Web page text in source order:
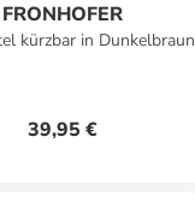
FRONHOFER
kürzbar in Dunkelbraun
39,95 €